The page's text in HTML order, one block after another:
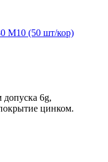
M10 (50 шт/кор)
допуска 6g,
цинком.